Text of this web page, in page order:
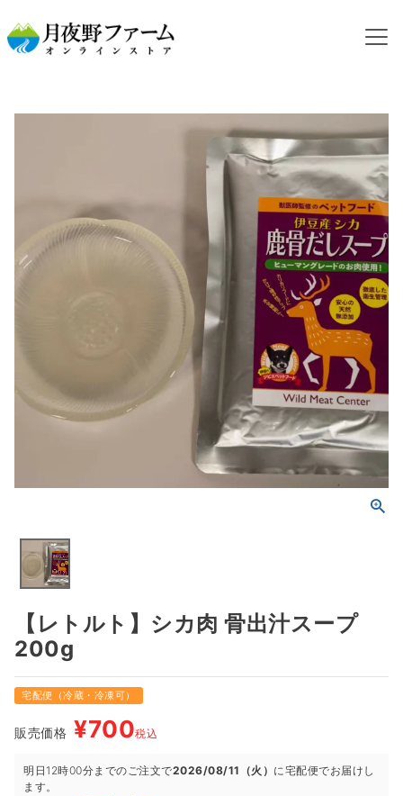
【レトルト】シカ肉 骨出汁スープ 200g
【レトルト】シカ肉 骨出汁スープ
200g
宅配便（冷蔵・冷凍可）
販売価格 ¥700税込
明日 12時00分までのご注文で2026/08/11（火） に宅配便でお届けし
ます。